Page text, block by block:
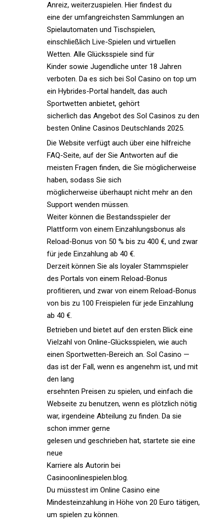
Anreiz, weiterzuspielen. Hier findest du
eine der umfangreichsten Sammlungen an
Spielautomaten und Tischspielen,
einschließlich Live-Spielen und virtuellen
Wetten. Alle Glücksspiele sind für
Kinder sowie Jugendliche unter 18 Jahren
verboten. Da es sich bei Sol Casino on top um
ein Hybrides-Portal handelt, das auch
Sportwetten anbietet, gehört
sicherlich das Angebot des Sol Casinos zu den
besten Online Casinos Deutschlands 2025.
Die Website verfügt auch über eine hilfreiche
FAQ-Seite, auf der Sie Antworten auf die
meisten Fragen finden, die Sie möglicherweise
haben, sodass Sie sich
möglicherweise überhaupt nicht mehr an den
Support wenden müssen.
Weiter können die Bestandsspieler der
Plattform von einem Einzahlungsbonus als
Reload-Bonus von 50 % bis zu 400 €, und zwar
für jede Einzahlung ab 40 €.
Derzeit können Sie als loyaler Stammspieler
des Portals von einem Reload-Bonus
profitieren, und zwar von einem Reload-Bonus
von bis zu 100 Freispielen für jede Einzahlung
ab 40 €.
Betrieben und bietet auf den ersten Blick eine
Vielzahl von Online-Glücksspielen, wie auch
einen Sportwetten-Bereich an. Sol Casino —
das ist der Fall, wenn es angenehm ist, und mit
den lang
ersehnten Preisen zu spielen, und einfach die
Webseite zu benutzen, wenn es plötzlich nötig
war, irgendeine Abteilung zu finden. Da sie
schon immer gerne
gelesen und geschrieben hat, startete sie eine
neue
Karriere als Autorin bei
Casinoonlinespielen.blog.
Du müsstest im Online Casino eine
Mindesteinzahlung in Höhe von 20 Euro tätigen,
um spielen zu können.